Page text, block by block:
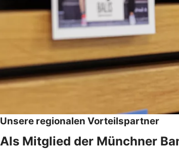
Unsere regionalen Vorteilspartner
Als Mitglied der Münchner